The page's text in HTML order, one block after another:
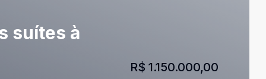
suítes à
R$ 1.150.000,00